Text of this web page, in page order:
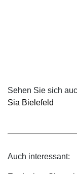
Sehen Sie sich
Sia Bielefeld
Auch interessant: